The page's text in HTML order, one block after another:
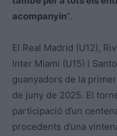
acompanyin”.
El Real Madrid (U12),
Inter Miami (U15) i
guanyadors de la
de juny de 2025. El
participació d’un
procedents d’una